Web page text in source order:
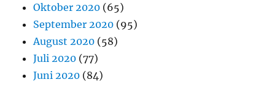
Oktober 2020 (65)
September 2020 (95)
August 2020 (58)
Juli 2020 (77)
Juni 2020 (84)